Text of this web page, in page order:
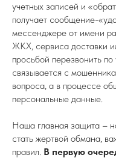
учетных записей и
получает сообщение-
мессенджере от имени
ЖКХ, сервиса доставки
просьбой перезвонить
связывается с
вопроса, а в процессе
персональные данные.
Наша главная защита –
стать жертвой обмана,
правил. В первую